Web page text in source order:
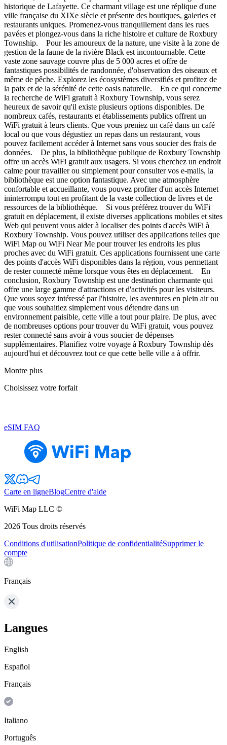
historique de Lafayette. Ce charmant village est une réplique d'une
ville française du XIXe siècle et présente des boutiques, galeries et
restaurants uniques. Promenez-vous tranquillement dans les rues
pavées et plongez-vous dans la riche histoire et culture de Roxbury
Township. Pour les amoureux de la nature, une visite à la zone de
gestion de la faune de la rivière Black est incontournable. Cette
vaste zone sauvage couvre plus de 5 000 acres et offre de
fantastiques possibilités de randonnée, d'observation des oiseaux et
même de pêche. Explorez les écosystèmes diversifiés et profitez de
la paix et de la sérénité de cette oasis naturelle. En ce qui concerne
la recherche de WiFi gratuit à Roxbury Township, vous serez
heureux de savoir qu'il existe plusieurs options disponibles. De
nombreux cafés, restaurants et établissements publics offrent un
WiFi gratuit à leurs clients. Que vous preniez un café dans un café
local ou que vous dégustiez un repas dans un restaurant, vous
pouvez facilement accéder à Internet sans vous soucier des frais de
données. De plus, la bibliothèque publique de Roxbury Township
offre un accès WiFi gratuit aux usagers. Si vous cherchez un endroit
calme pour travailler ou simplement pour consulter vos e-mails, la
bibliothèque est une option fantastique. Avec une atmosphère
confortable et accueillante, vous pouvez profiter d'un accès Internet
ininterrompu tout en profitant de la vaste collection de livres et de
ressources de la bibliothèque. Si vous préférez trouver du WiFi
gratuit en déplacement, il existe diverses applications mobiles et sites
Web qui peuvent vous aider à localiser des points d'accès WiFi à
Roxbury Township. Vous pouvez utiliser des applications telles que
WiFi Map ou WiFi Near Me pour trouver les endroits les plus
proches avec du WiFi gratuit. Ces applications fournissent une carte
des points d'accès WiFi disponibles dans la région, vous permettant
de rester connecté même lorsque vous êtes en déplacement. En
conclusion, Roxbury Township est une destination charmante qui
offre une large gamme d'attractions et d'activités pour les visiteurs.
Que vous soyez intéressé par l'histoire, les aventures en plein air ou
que vous souhaitiez simplement vous détendre dans un
environnement paisible, cette ville a tout pour plaire. De plus, avec
de nombreuses options pour trouver du WiFi gratuit, vous pouvez
rester connecté sans avoir à vous soucier de dépenses
supplémentaires. Planifiez votre voyage à Roxbury Township dès
aujourd'hui et découvrez tout ce que cette belle ville a à offrir.
Montre plus
Choisissez votre forfait
eSIM FAQ
Carte en ligneBlogCentre d'aide
WiFi Map LLC ©
2026 Tous droits réservés
Conditions d'utilisationPolitique de confidentialitéSupprimer le
compte
Français
Langues
English
Español
Français
Italiano
Português